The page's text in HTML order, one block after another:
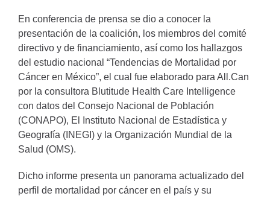
En conferencia de prensa se dio a conocer la
presentación de la coalición, los miembros del comité
directivo y de financiamiento, así como los hallazgos
del estudio nacional “Tendencias de Mortalidad por
Cáncer en México”, el cual fue elaborado para All.Can
por la consultora Blutitude Health Care Intelligence
con datos del Consejo Nacional de Población
(CONAPO), El Instituto Nacional de Estadística y
Geografía (INEGI) y la Organización Mundial de la
Salud (OMS).
Dicho informe presenta un panorama actualizado del
perfil de mortalidad por cáncer en el país y su